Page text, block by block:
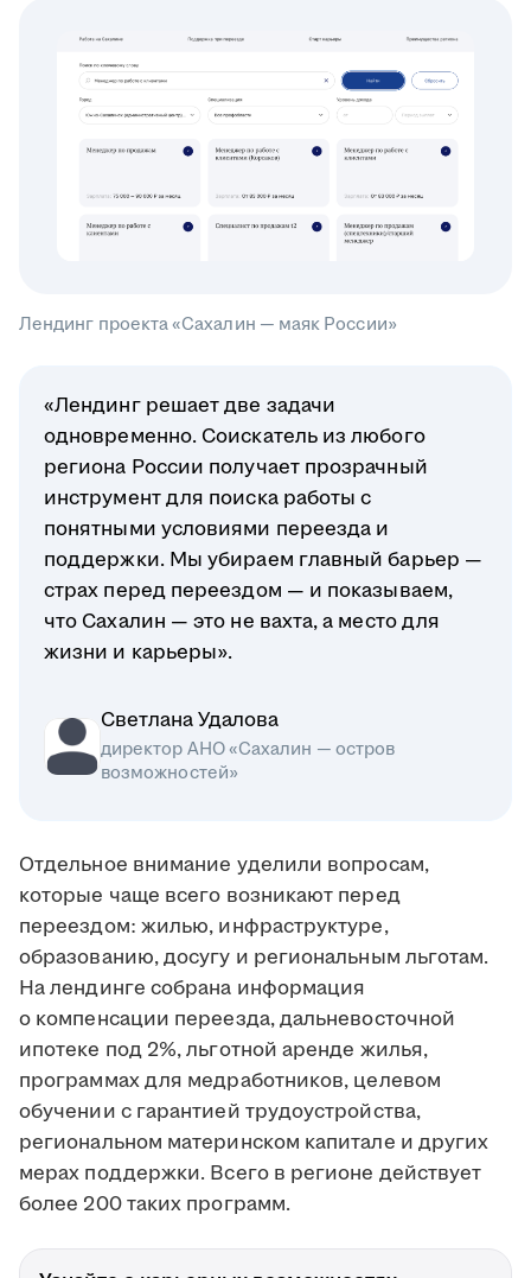
Лендинг проекта «Сахалин — маяк России»
«Лендинг решает две задачи
одновременно. Соискатель из любого
региона России получает прозрачный
инструмент для поиска работы с
понятными условиями переезда и
поддержки. Мы убираем главный барьер —
страх перед переездом — и показываем,
что Сахалин — это не вахта, а место для
жизни и карьеры».
Светлана Удалова
директор АНО «Сахалин — остров
возможностей»
Отдельное внимание уделили вопросам,
которые чаще всего возникают перед
переездом: жилью, инфраструктуре,
образованию, досугу и региональным льготам.
На лендинге собрана информация
о компенсации переезда, дальневосточной
ипотеке под 2%, льготной аренде жилья,
программах для медработников, целевом
обучении с гарантией трудоустройства,
региональном материнском капитале и других
мерах поддержки. Всего в регионе действует
более 200 таких программ.